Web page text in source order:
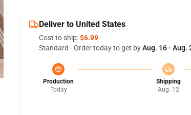
Deliver to United States
Cost to ship:$6.99
Standard - Order today to get byAug. 16 - Aug.
Production
Today
Shipping
Aug. 12